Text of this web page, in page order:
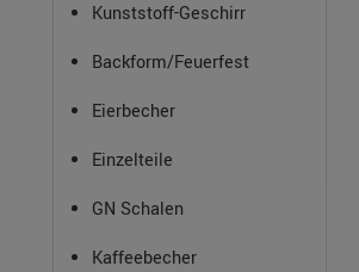
Kunststoff-Geschirr
Backform/Feuerfest
Eierbecher
Einzelteile
GN Schalen
Kaffeebecher